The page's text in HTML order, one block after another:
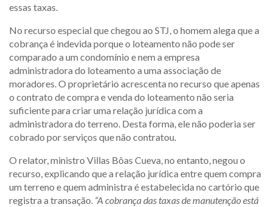
essas taxas.
No recurso especial que chegou ao STJ, o homem alega que a
cobrança é indevida porque o loteamento não pode ser
comparado a um condomínio e nem a empresa
administradora do loteamento a uma associação de
moradores. O proprietário acrescenta no recurso que apenas
o contrato de compra e venda do loteamento não seria
suficiente para criar uma relação jurídica com a
administradora do terreno. Desta forma, ele não poderia ser
cobrado por serviços que não contratou.
O relator, ministro Villas Bôas Cueva, no entanto, negou o
recurso, explicando que a relação jurídica entre quem compra
um terreno e quem administra é estabelecida no cartório que
registra a transação. “A cobrança das taxas de manutenção está